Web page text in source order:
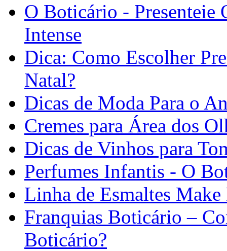
O Boticário - Presenteie
Intense
Dica: Como Escolher
Natal?
Dicas de Moda Para o
Cremes para Área dos
Dicas de Vinhos para
Perfumes Infantis - O
Linha de Esmaltes
Franquias Boticário –
Boticário?